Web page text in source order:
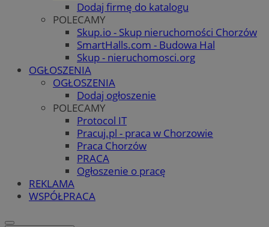
Dodaj firmę do katalogu
POLECAMY
Skup.io - Skup nieruchomości Chorzów
SmartHalls.com - Budowa Hal
Skup - nieruchomosci.org
OGŁOSZENIA
OGŁOSZENIA
Dodaj ogłoszenie
POLECAMY
Protocol IT
Pracuj.pl - praca w Chorzowie
Praca Chorzów
PRACA
Ogłoszenie o pracę
REKLAMA
WSPÓŁPRACA